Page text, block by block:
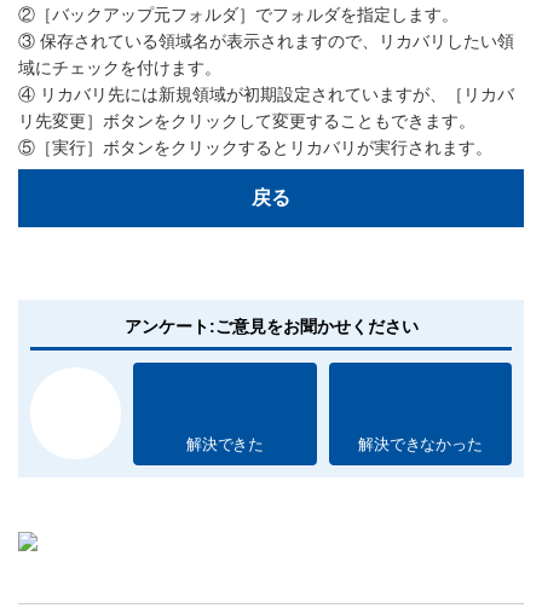
②［バックアップ元フォルダ］でフォルダを指定します。
③ 保存されている領域名が表示されますので、リカバリしたい領
域にチェックを付けます。
④ リカバリ先には新規領域が初期設定されていますが、［リカバ
リ先変更］ボタンをクリックして変更することもできます。
⑤［実行］ボタンをクリックするとリカバリが実行されます。
戻る
アンケート:ご意見をお聞かせください
解決できた 解決できなかった